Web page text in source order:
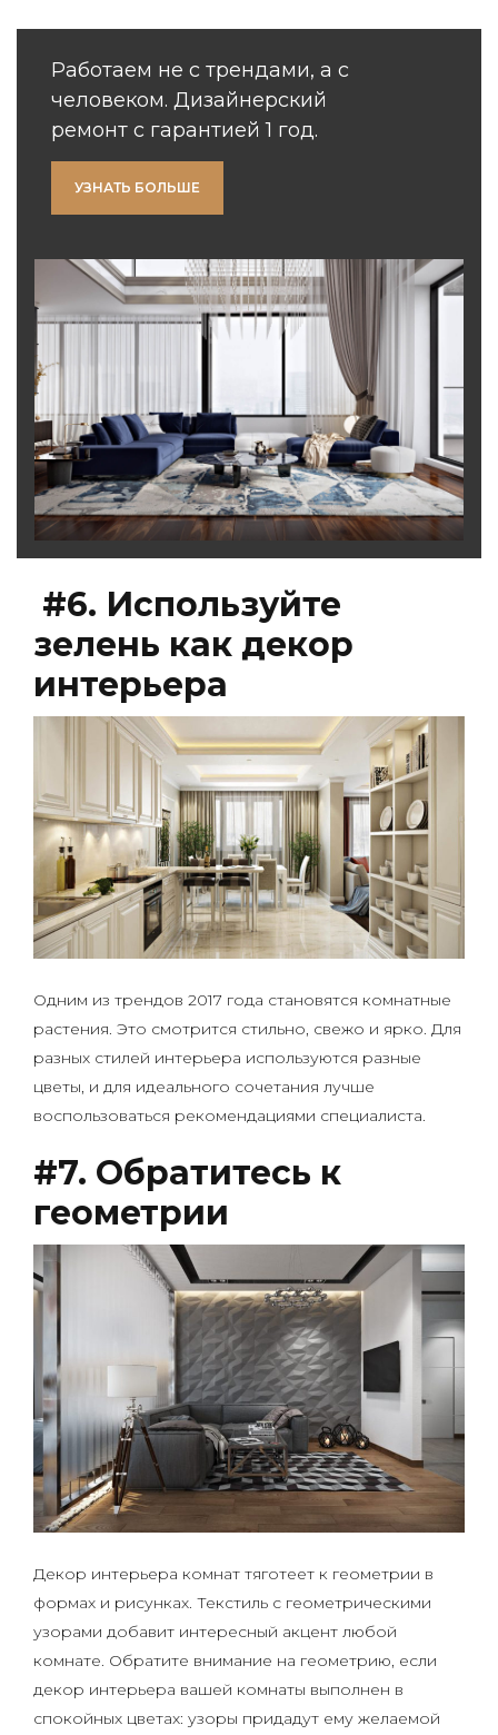
Работаем не с трендами, а с
человеком. Дизайнерский
ремонт с гарантией 1 год.
УЗНАТЬ БОЛЬШЕ
#6. Используйте
зелень как декор
интерьера
Одним из трендов 2017 года становятся комнатные
растения. Это смотрится стильно, свежо и ярко. Для
разных стилей интерьера используются разные
цветы, и для идеального сочетания лучше
воспользоваться рекомендациями специалиста.
#7. Обратитесь к
геометрии
Декор интерьера комнат тяготеет к геометрии в
формах и рисунках. Текстиль с геометрическими
узорами добавит интересный акцент любой
комнате. Обратите внимание на геометрию, если
декор интерьера вашей комнаты выполнен в
спокойных цветах: узоры придадут ему желаемой